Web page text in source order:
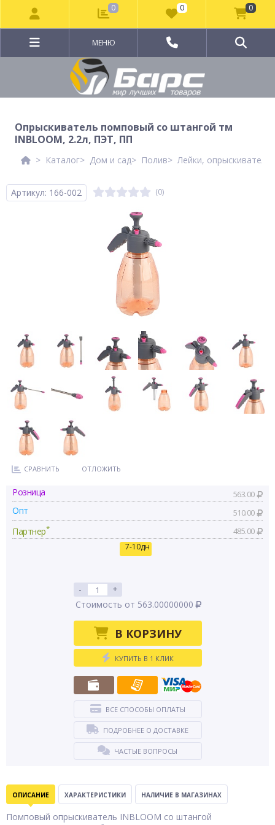
МЕНЮ
Опрыскиватель помповый со штангой тм
INBLOOM, 2.2л, ПЭТ, ПП
Каталог Дом и сад Полив Лейки, опрыскиватели
Артикул: 166-002 (0)
СРАВНИТЬ ОТЛОЖИТЬ
Розница 563.00
Опт 510.00
Партнер* 485.00
7-10дн
-
+
Стоимость от 563.00000000
В КОРЗИНУ
КУПИТЬ В 1 КЛИК
ВСЕ СПОСОБЫ ОПЛАТЫ
ПОДРОБНЕЕ О ДОСТАВКЕ
ЧАСТЫЕ ВОПРОСЫ
ОПИСАНИЕ ХАРАКТЕРИСТИКИ НАЛИЧИЕ В МАГАЗИНАХ
Помповый опрыскиватель INBLOOM со штангой
0 0 0